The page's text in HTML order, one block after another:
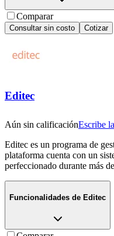
Comparar
Consultar sin costo Cotizar
Editec
Aún sin calificaciónEscribe
Editec es un programa de
plataforma cuenta con un
perfeccionado durante más
Funcionalidades de Editec